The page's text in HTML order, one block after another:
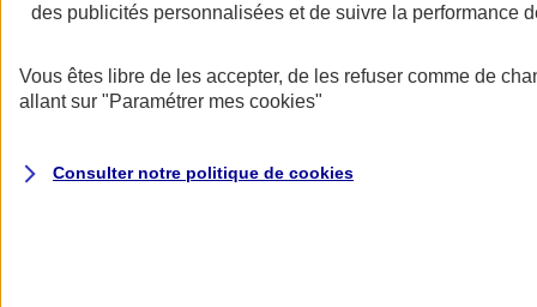
AXA Assurance
des publicités personnalisées et de suivre la performance
Vous êtes libre de les accepter, de les refuser comme de
allant sur "Paramétrer mes cookies"
Consulter notre politique de cookies